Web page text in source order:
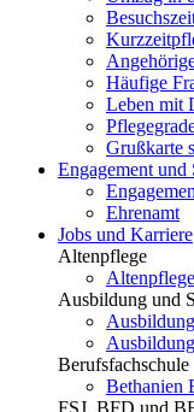
Häufige
Leben mit
Grußkarte
Engagement und
Ehrenamt
Jobs und Karriere
Altenpflege
Ausbildung und
Berufsfachschule
Bethanien
FSJ, BFD und